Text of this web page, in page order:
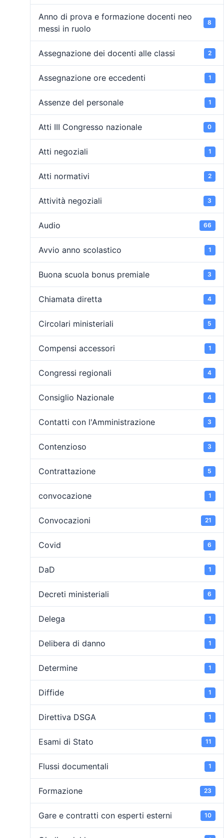
Anno di prova e formazione docenti neo
messi in ruolo
8
Assegnazione dei docenti alle classi 2
Assegnazione ore eccedenti 1
Assenze del personale 1
Atti III Congresso nazionale 0
Atti negoziali 1
Atti normativi 2
Attività negoziali 3
Audio 66
Avvio anno scolastico 1
Buona scuola bonus premiale 3
Chiamata diretta 4
Circolari ministeriali 5
Compensi accessori 1
Congressi regionali 4
Consiglio Nazionale 4
Contatti con l'Amministrazione 3
Contenzioso 3
Contrattazione 5
convocazione 1
Convocazioni 21
Covid 6
DaD 1
Decreti ministeriali 6
Delega 1
Delibera di danno 1
Determine 1
Diffide 1
Direttiva DSGA 1
Esami di Stato 11
Flussi documentali 1
Formazione 23
Gare e contratti con esperti esterni 10